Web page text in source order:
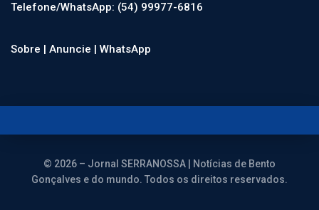
Telefone/WhatsApp: (54) 99977-6816
Sobre | Anuncie | WhatsApp
© 2026 – Jornal SERRANOSSA | Notícias de Bento
Gonçalves e do mundo. Todos os direitos reservados.